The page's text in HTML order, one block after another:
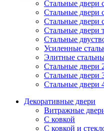
Стальные двери
Стальные двери
Стальные двери
Стальные двери
Стальные
Усиленные
Элитные
Стальные двери
Стальные двери
Стальные двери
Декоративные двери
Витражные
С ковкой
С ковкой и
Яндекс.Метрика), в
обработки
Если вы не хотите,
настройте ограничения в